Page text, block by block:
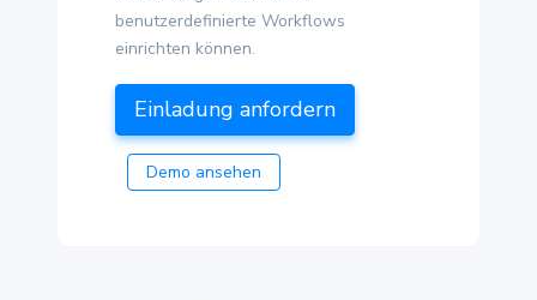
benutzerdefinierte Workflows
einrichten können.
Einladung anfordern
Demo ansehen